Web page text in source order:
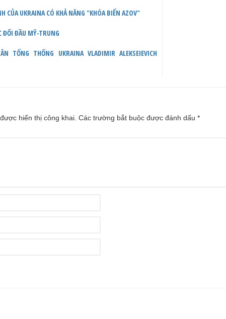
CỦA UKRAINA CÓ KHẢ NĂNG "KHÓA BIỂN AZOV"
ĐỐI ĐẦU MỸ-TRUNG
TỔNG THỐNG UKRAINA VLADIMIR ALEKSEIEVICH
hiển thị công khai. Các trường bắt buộc được đánh dấu *